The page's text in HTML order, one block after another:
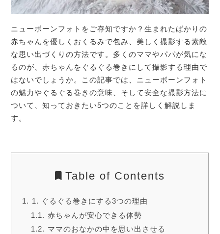
ニューボーンフォトをご存知ですか？生まれたばかりの
赤ちゃんを優しくおくるみで包み、美しく撮影する素敵
な思い出づくりの方法です。多くのママやパパが気にな
るのが、赤ちゃんをぐるぐる巻きにして撮影する理由で
はないでしょうか。この記事では、ニューボーンフォト
の魅力やぐるぐる巻きの意味、そして安全な撮影方法に
ついて、知っておきたい5つのことを詳しく解説しま
す。
Table of Contents
1. ぐるぐる巻きにする3つの理由
赤ちゃんが安心できる体勢
ママのおなかの中を思い出させる